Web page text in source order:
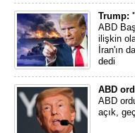
Trump:
ABD
ilişkin
İran'ın
dedi
ABD
ABD
açık,